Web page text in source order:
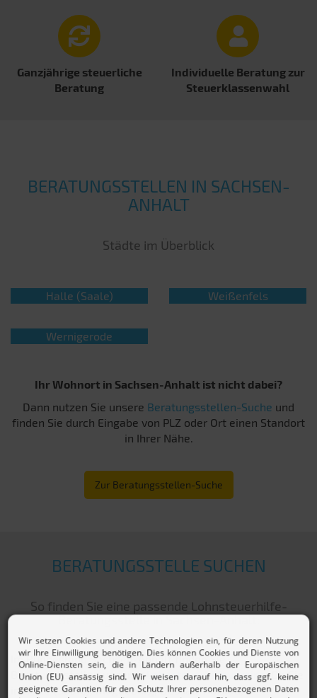
Ganzjährige steuerliche
Beratung
Individuelle Beratung zur
Steuer­klassenwahl
BERATUNGSSTELLEN IN SACHSEN-
ANHALT
Städte im Überblick
Halle (Saale) Weißenfels
Wernigerode
Ihr Wohnort in Sachsen-Anhalt ist nicht dabei?
Dann nutzen Sie unsere Beratungsstellen-Suche und
finden Sie durch Eingabe von PLZ oder Ort einen Standort
in Ihrer Nähe.
Zur Beratungsstellen-Suche
BERATUNGSSTELLE SUCHEN
So finden Sie eine passende Lohnsteuerhilfe-
Beratungsstelle in Sachsen-Anhalt:
Im Bundesland Sachsen-Anhalt finden Sie
Beratungsstellen unseres Lohnsteuerhilfevereins. Ob Sie
in Halle (Saale), Magdeburg, Dessau-Roßlau,